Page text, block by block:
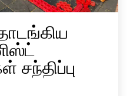
சந்திப்பு